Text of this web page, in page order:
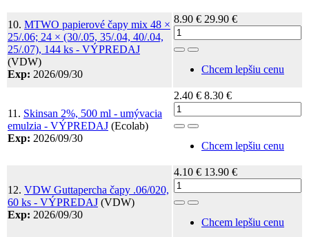
10. MTWO papierové čapy mix 48 ×
25/.06; 24 × (30/.05, 35/.04, 40/.04,
25/.07), 144 ks - VÝPREDAJ
(VDW)
Exp: 2026/09/30
8.90 € 29.90 €
Toggle Dropdown
Chcem lepšiu cenu
11. Skinsan 2%, 500 ml - umývacia
emulzia - VÝPREDAJ (Ecolab)
Exp: 2026/09/30
2.40 € 8.30 €
Toggle Dropdown
Chcem lepšiu cenu
12. VDW Guttapercha čapy .06/020,
60 ks - VÝPREDAJ (VDW)
Exp: 2026/09/30
4.10 € 13.90 €
Toggle Dropdown
Chcem lepšiu cenu